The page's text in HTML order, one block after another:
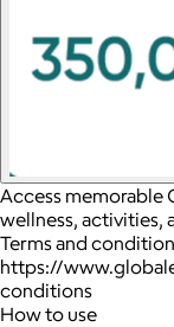
Access memorable
wellness, activities,
Terms and
https://
conditions
How to use